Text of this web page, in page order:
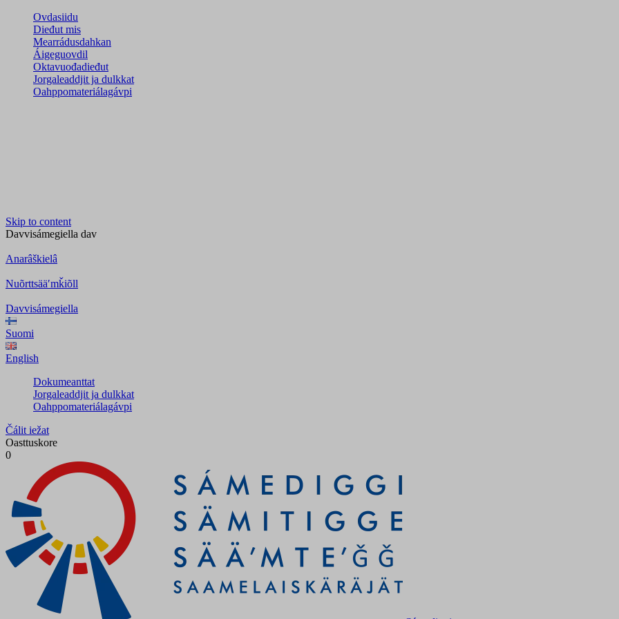
Ovdasiidu
Dieđut mis
Mearrádusdahkan
Áigeguovdil
Oktavuođadieđut
Jorgaleaddjit ja dulkkat
Oahppomateriálagávpi
Skip to content
Davvisámegiella dav
Anarâškielâ
Nuõrttsääʹmǩiõll
Davvisámegiella
Suomi
English
Dokumeanttat
Jorgaleaddjit ja dulkkat
Oahppomateriálagávpi
Čálit iežat
Oasttuskore
0